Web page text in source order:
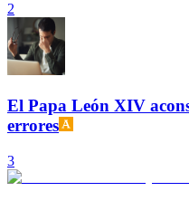
2
El Papa León XIV
errores
3